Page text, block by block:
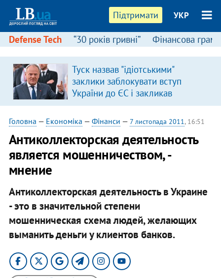
Підтримати УКР
Defense Tech “30 років гривні” Фінансова
Туск назвав "ідіотськими"
заклики заблокувати вступ
України до ЄС і закликав
припинити антиукраїнську
риторику
Головна — Економіка — Фінанси — 7 листопада 2011, 16:51
Антиколлекторская деятельность
является мошенничеством, -
мнение
Антиколлекторская деятельность в Украине
- это в значительной степени
мошенническая схема людей, желающих
выманить деньги у клиентов банков.